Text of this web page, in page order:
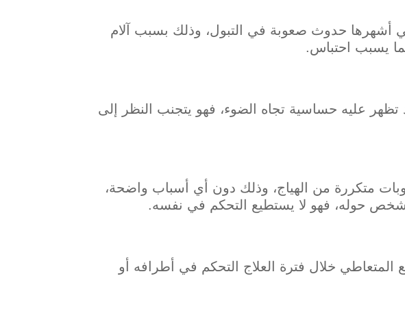
أشهرها حدوث صعوبة في التبول، وذلك بسبب آلام
يسبب احتباس.
عليه حساسية تجاه الضوء، فهو يتجنب النظر إلى
متكررة من الهياج، وذلك دون أي أسباب واضحة،
شخص حوله، فهو لا يستطيع التحكم في نفسه.
خلال فترة العلاج التحكم في أطرافه أو